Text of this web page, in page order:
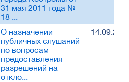
31 мая 2011 года №
18 ...
О назначении
публичных слушаний
по вопросам
предоставления
разрешений на
откло...